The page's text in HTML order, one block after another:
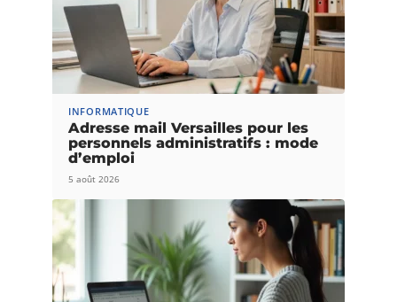
INFORMATIQUE
Adresse mail Versailles pour les
personnels administratifs : mode
d’emploi
5 août 2026